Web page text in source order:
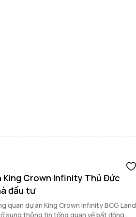
King Crown Infinity Thủ Đức
đầu tư
quan dự án King Crown Infinity BCG Land
sung thông tin tổng quan về bất động